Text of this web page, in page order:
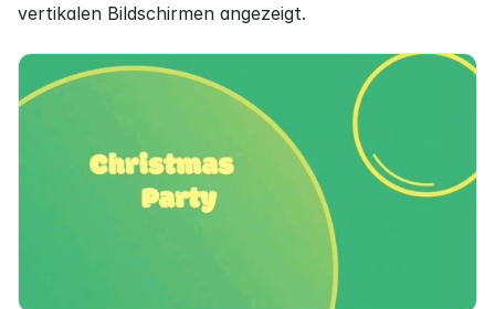
vertikalen Bildschirmen angezeigt.